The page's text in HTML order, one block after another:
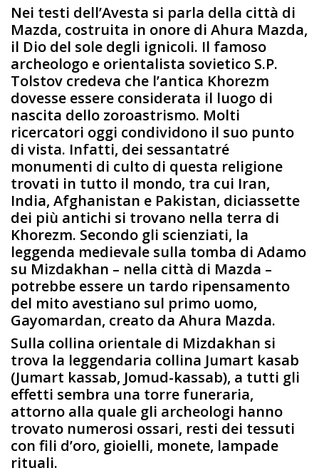
Nei testi dell’Avesta si parla della città di
Mazda, costruita in onore di Ahura Mazda,
il Dio del sole degli ignicoli. Il famoso
archeologo e orientalista sovietico S.P.
Tolstov credeva che l’antica Khorezm
dovesse essere considerata il luogo di
nascita dello zoroastrismo. Molti
ricercatori oggi condividono il suo punto
di vista. Infatti, dei sessantatré
monumenti di culto di questa religione
trovati in tutto il mondo, tra cui Iran,
India, Afghanistan e Pakistan, diciassette
dei più antichi si trovano nella terra di
Khorezm. Secondo gli scienziati, la
leggenda medievale sulla tomba di Adamo
su Mizdakhan – nella città di Mazda –
potrebbe essere un tardo ripensamento
del mito avestiano sul primo uomo,
Gayomardan, creato da Ahura Mazda.
Sulla collina orientale di Mizdakhan si
trova la leggendaria collina Jumart kasab
(Jumart kassab, Jomud-kassab), a tutti gli
effetti sembra una torre funeraria,
attorno alla quale gli archeologi hanno
trovato numerosi ossari, resti dei tessuti
con fili d’oro, gioielli, monete, lampade
rituali.